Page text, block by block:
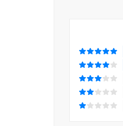
있을까? 이것이 기
‘좋은 기술 vs 나쁜
인간을 위한 테크놀
많은 사람이 기술
여러 가치관 중에
첫째, 민주주의 사
일어나지 않도록 확
- [월스트리트저널]
저자들은 알고리즘